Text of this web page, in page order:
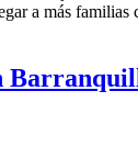
a más familias